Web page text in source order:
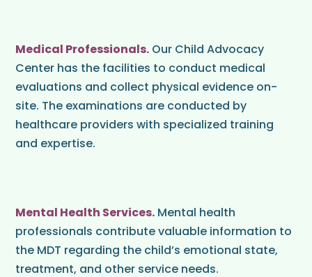
Medical Professionals. Our Child Advocacy
Center has the facilities to conduct medical
evaluations and collect physical evidence on-
site. The examinations are conducted by
healthcare providers with specialized training
and expertise.
Mental Health Services. Mental health
professionals contribute valuable information to
the MDT regarding the child’s emotional state,
treatment, and other service needs.